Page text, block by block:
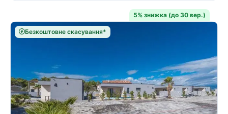
5% знижка (до 30 вер.)
Безкоштовне скасування*